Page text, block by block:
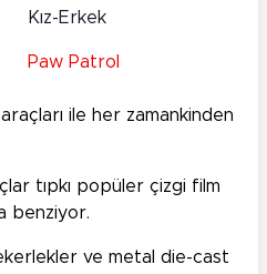
Kız-Erkek
Paw Patrol
ile her zamankinden
tıpkı popüler çizgi film
benziyor.
ve metal die-cast